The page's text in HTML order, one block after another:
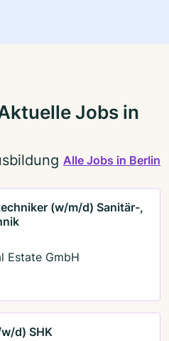
Jobs in
Alle Jobs in Berlin
(w/m/d) Sanitär-,
Estate GmbH
d) SHK